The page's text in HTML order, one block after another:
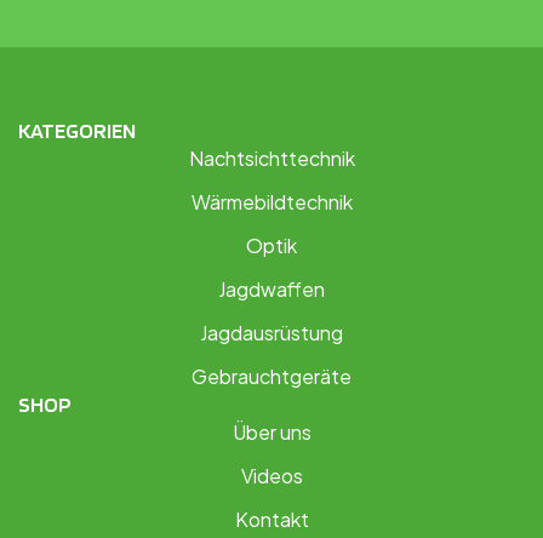
KATEGORIEN
Nachtsichttechnik
Wärmebildtechnik
Optik
Jagdwaffen
Jagdausrüstung
Gebrauchtgeräte
SHOP
Über uns
Videos
Kontakt